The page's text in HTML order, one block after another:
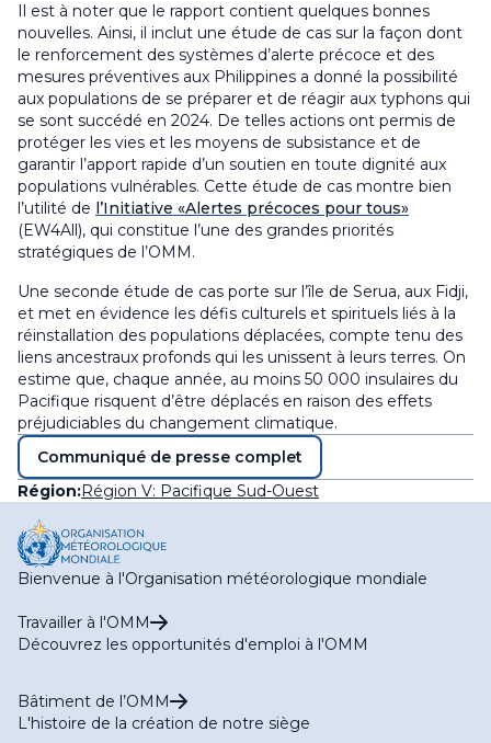
Il est à noter que le rapport contient quelques bonnes
nouvelles. Ainsi, il inclut une étude de cas sur la façon dont
le renforcement des systèmes d’alerte précoce et des
mesures préventives aux Philippines a donné la possibilité
aux populations de se préparer et de réagir aux typhons qui
se sont succédé en 2024. De telles actions ont permis de
protéger les vies et les moyens de subsistance et de
garantir l’apport rapide d’un soutien en toute dignité aux
populations vulnérables. Cette étude de cas montre bien
l’utilité de l’Initiative «Alertes précoces pour tous»
(EW4All), qui constitue l’une des grandes priorités
stratégiques de l’OMM.
Une seconde étude de cas porte sur l’île de Serua, aux Fidji,
et met en évidence les défis culturels et spirituels liés à la
réinstallation des populations déplacées, compte tenu des
liens ancestraux profonds qui les unissent à leurs terres. On
estime que, chaque année, au moins 50 000 insulaires du
Pacifique risquent d’être déplacés en raison des effets
préjudiciables du changement climatique.
Communiqué de presse complet
Région:Région V: Pacifique Sud-Ouest
Bienvenue à l'Organisation météorologique mondiale
Travailler à l'OMM
Découvrez les opportunités d'emploi à l'OMM
Bâtiment de l’OMM
L'histoire de la création de notre siège